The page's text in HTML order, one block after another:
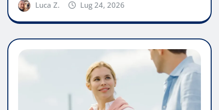
Luca Z. Lug 24, 2026